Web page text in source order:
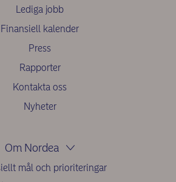
Lediga jobb
Finansiell kalender
Press
Rapporter
Kontakta oss
Nyheter
Om Nordea
mål och prioriteringar